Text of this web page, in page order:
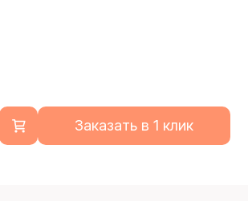
Заказать в 1 клик